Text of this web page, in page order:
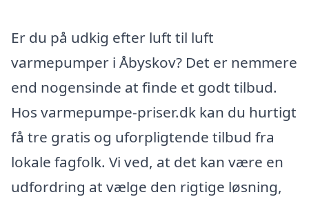
Er du på udkig efter luft til luft
varmepumper i Åbyskov? Det er nemmere
end nogensinde at finde et godt tilbud.
Hos varmepumpe-priser.dk kan du hurtigt
få tre gratis og uforpligtende tilbud fra
lokale fagfolk. Vi ved, at det kan være en
udfordring at vælge den rigtige løsning,